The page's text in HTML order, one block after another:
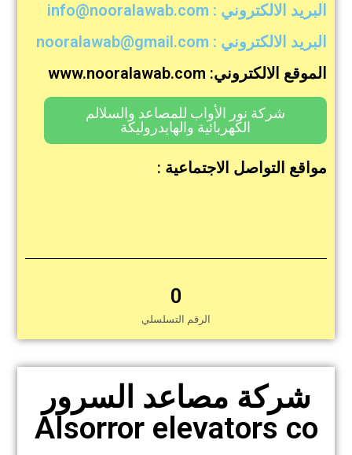
البريد الالكتروني : info@nooralawab.com
البريد الالكتروني : nooralawab@gmail.com
الموقع الالكتروني: www.nooralawab.com
شركة نور الأواب للمصاعد والسلالم
الكهربائية والهايدروليكة
مواقع التواصل الاجتماعية :
الرقم التسلسلي
0
شركة مصاعد السرور
Alsorror elevators co